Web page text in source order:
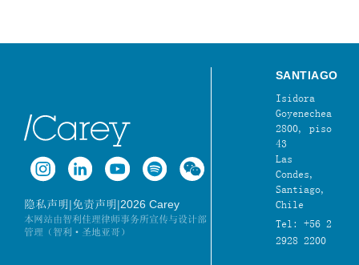
隐私声明|免责声明|2026 Carey
本网站由智利佳理律师事务所宣传与设计部
管理（智利·圣地亚哥）
SANTIAGO
Isidora
Goyenechea
2800, piso
43
Las
Condes,
Santiago,
Chile
Tel: +56 2
2928 2200